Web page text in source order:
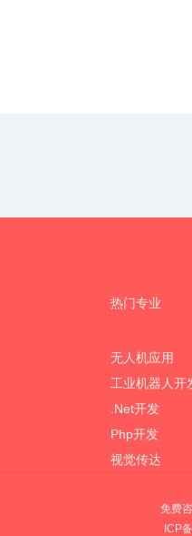
热门专业
无人机应用
工业机器人开
.Net开发
Php开发
视觉传达
免费
ICP